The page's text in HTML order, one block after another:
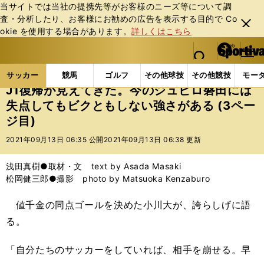
当サイトでは当社の提携先等がお客様のニーズ等について調
査・分析したり、お客様にお勧めの広告を表⽰する⽬的で Co
okie を使⽤する場合があります。詳しくはこちら
閉じ
る
web Sportiva (webスポルティーバ)
検索
マイペ
ー
ジ
メニュ
サッカー 競馬 ゴルフ その他球技 その他競技 モー
ス
ポ
ル
テ
ー
バ
サッカーの記事一覧 Jリーグ他 Jリーグ J1復帰
J1復帰が見えてきた。今のジュビロ磐田には
失点してもビクともしない強さがある (3ペー
ジ目)
2021年09月13日 06:35 公開 2021年09月13日 06:38 更新
浅田真樹●取材・文 text by Asada Masaki
松岡健三郎●撮影 photo by Matsuoka Kenzaburo
値千金の同点ゴールを決めた小川大が、誇らしげに語
る。
「自分たちのサッカーをしていれば、相手を崩せる。早